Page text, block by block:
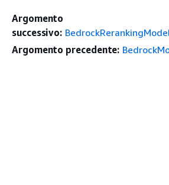
Argomento
successivo:
Argomento precedente: